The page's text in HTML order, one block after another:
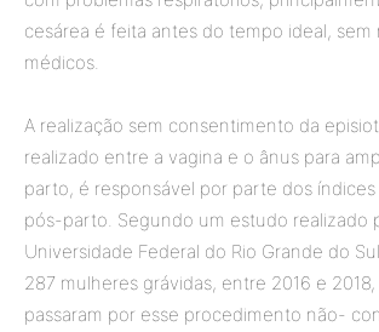
cesárea é feita antes do tempo ideal, sem
médicos.
A realização sem consentimento da
realizado entre a vagina e o ânus para
parto, é responsável por parte dos
pós-parto. Segundo um estudo realizado
Universidade Federal do Rio Grande do
287 mulheres grávidas, entre 2016 e
passaram por esse procedimento não-